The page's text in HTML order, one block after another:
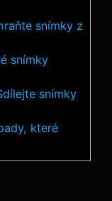
snímky z
snímky
snímky
které